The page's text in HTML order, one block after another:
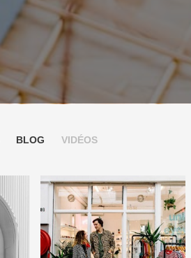
BLOG VIDÉOS